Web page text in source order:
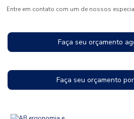
Entre em contato com um de nossos
Faça seu orçamento
Faça seu orçamento